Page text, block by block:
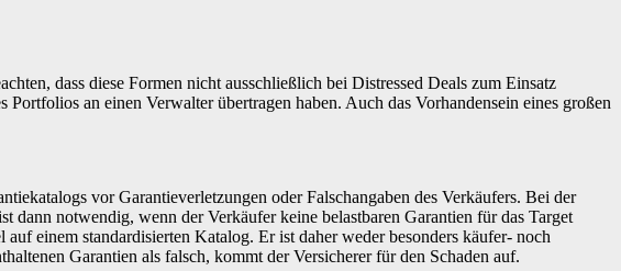
dass diese Formen nicht ausschließlich bei Distressed Deals zum ­Einsatz
an einen Verwalter übertragen haben. Auch das Vorhandensein eines großen
vor Garantieverletzungen oder Falschangaben des Verkäufers. Bei der
notwendig, wenn der Verkäufer keine belastbaren Garantien für das Target
einem standardisierten ­Katalog. Er ist daher weder besonders käufer- noch
Garantien als falsch, kommt der Versicherer für den Schaden auf.